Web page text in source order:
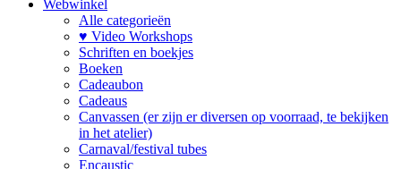
Webwinkel
Alle categorieën
♥ Video Workshops
Schriften en boekjes
Boeken
Cadeaubon
Cadeaus
Canvassen (er zijn er diversen op voorraad, te bekijken
in het atelier)
Carnaval/festival tubes
Encaustic